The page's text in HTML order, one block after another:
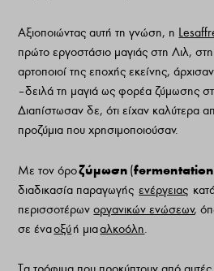
Αξιοποιώντας αυτή τη γνώση, η
πρώτο εργοστάσιο μαγιάς στη Λιλ,
αρτοποιοί της εποχής εκείνης,
– δειλά τη μαγιά ως φορέα ζύμωσης
Διαπίστωσαν δε, ότι είχαν καλύτερα
προζύμια που χρησιμοποιούσαν.
Με τον όροζύμωση (fermentation
διαδικασία παραγωγήςενέργειας
περισσοτέρωνοργανικών ενώσεων,
σε έναοξύή μιααλκοόλη.